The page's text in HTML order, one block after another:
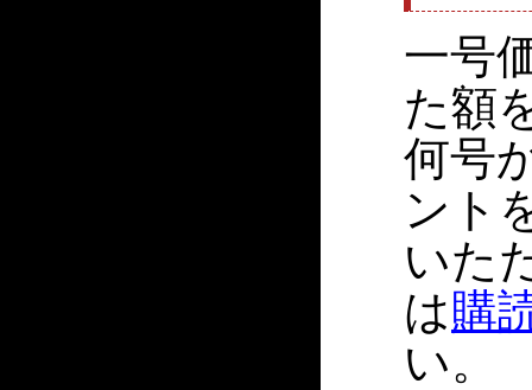
一号
た額
何号
ント
いた
は購
い。